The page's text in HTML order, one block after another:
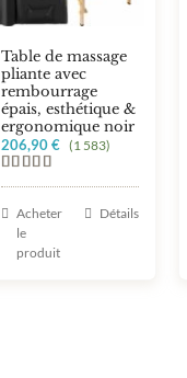
Table de massage
pliante avec
rembourrage
épais, esthétique &
ergonomique noir
Note5.00
sur 5
206,90€ (1 583)
Acheter
le
produit
Détails